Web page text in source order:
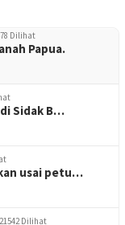
Dilihat
Papua.
Sidak B…
usai petu…
21542 Dilihat